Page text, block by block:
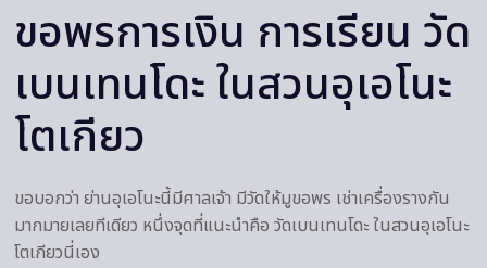
ขอพรการเงิน การเรียน วัด
เบนเทนโดะ ในสวนอุเอโนะ
โตเกียว
ขอบอกว่า ย่านอุเอโนะนี้มีศาลเจ้า มีวัดให้มูขอพร เช่าเครื่องรางกัน
มากมายเลยทีเดียว หนึ่งจุดที่แนะนำคือ วัดเบนเทนโดะ ในสวนอุเอโนะ
โตเกียวนี่เอง